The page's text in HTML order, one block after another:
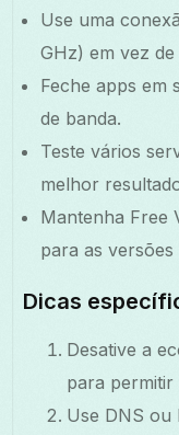
Use uma
GHz) em vez
Feche apps em
de banda.
Teste vários
melhor
Mantenha Free
para as versões
Dicas
Desative a
para permitir
Use DNS ou